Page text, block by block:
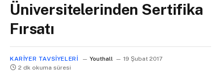
Üniversitelerinden Sertifika
Fırsatı
KARIYER TAVSIYELERI Youthall
19 Şubat 2017
2 dk okuma süresi